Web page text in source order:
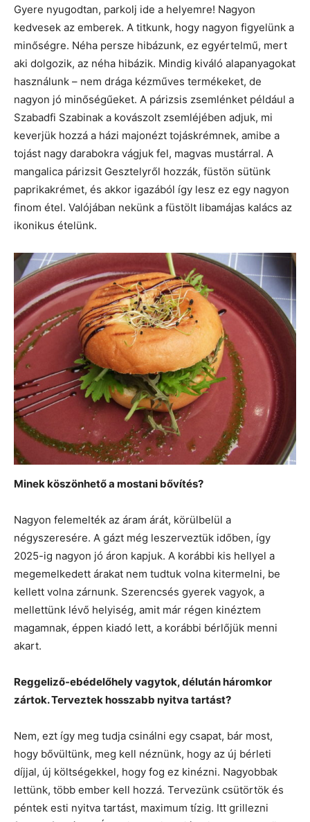
Gyere nyugodtan, parkolj ide a helyemre! Nagyon
kedvesek az emberek. A titkunk, hogy nagyon figyelünk a
minőségre. Néha persze hibázunk, ez egyértelmű, mert
aki dolgozik, az néha hibázik. Mindig kiváló alapanyagokat
használunk – nem drága kézműves termékeket, de
nagyon jó minőségűeket. A párizsis zsemlénket például a
Szabadfi Szabinak a kovászolt zsemléjében adjuk, mi
keverjük hozzá a házi majonézt tojáskrémnek, amibe a
tojást nagy darabokra vágjuk fel, magvas mustárral. A
mangalica párizsit Gesztelyről hozzák, füstön sütünk
paprikakrémet, és akkor igazából így lesz ez egy nagyon
finom étel. Valójában nekünk a füstölt libamájas kalács az
ikonikus ételünk.
Minek köszönhető a mostani bővítés?
Nagyon felemelték az áram árát, körülbelül a
négyszeresére. A gázt még leszerveztük időben, így
2025-ig nagyon jó áron kapjuk. A korábbi kis hellyel a
megemelkedett árakat nem tudtuk volna kitermelni, be
kellett volna zárnunk. Szerencsés gyerek vagyok, a
mellettünk lévő helyiség, amit már régen kinéztem
magamnak, éppen kiadó lett, a korábbi bérlőjük menni
akart.
Reggeliző-ebédelőhely vagytok, délután háromkor
zártok. Terveztek hosszabb nyitva tartást?
Nem, ezt így meg tudja csinálni egy csapat, bár most,
hogy bővültünk, meg kell néznünk, hogy az új bérleti
díjjal, új költségekkel, hogy fog ez kinézni. Nagyobbak
lettünk, több ember kell hozzá. Tervezünk csütörtök és
péntek esti nyitva tartást, maximum tízig. Itt grillezni